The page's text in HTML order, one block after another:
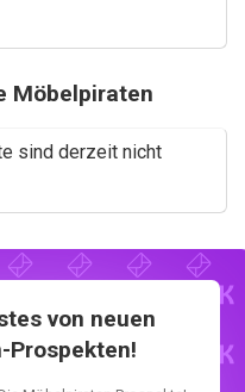
Möbelpiraten
sind derzeit nicht
von neuen
Prospekten!